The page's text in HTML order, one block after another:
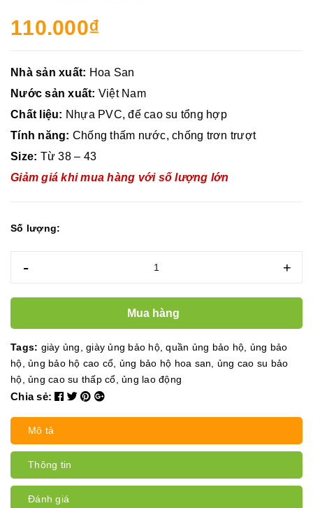
110.000₫
Nhà sản xuất: Hoa San
Nước sản xuất: Việt Nam
Chất liệu: Nhựa PVC, đế cao su tổng hợp
Tính năng: Chống thấm nước, chống trơn trượt
Size: Từ 38 – 43
Giảm giá khi mua hàng với số lượng lớn
Số lượng:
- +
Mua hàng
Tags: giày ủng giày ủng bảo hộ,quần ủng bảo hộ ủng bảo
hộ ủng bảo hộ cao cổ ủng bảo hộ hoa san
ủng cao su bảo
hộ ủng cao su thấp cổ ủng lao động
Chia sẻ:
Mô tả
Thông tin
Đánh giá